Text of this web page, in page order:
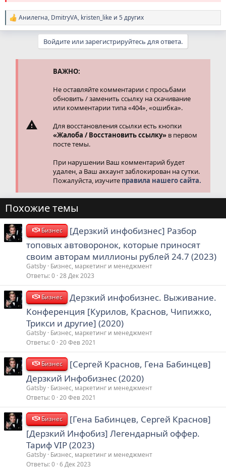
Р
е
Анилегна, DmitryVA, kristen_like и 5 других
Войдите или зарегистрируйтесь для ответа.
ВАЖНО:
Не оставляйте комментарии с просьбами
обновить / заменить ссылку на скачивание
или комментарии типа «404», «ошибка».
Для восстановления ссылки есть кнопки
«Жалоба / Восстановить ссылку» в первом
посте темы.
При нарушении Ваш комментарий будет
удален, а Ваш аккаунт заблокирован на сутки.
Пожалуйста, изучите правила нашего сайта.
Похожие темы
Бизнес
[Дерзкий инфобизнес] Разбор
топовых автоворонок, которые приносят
своим авторам миллионы рублей 24.7 (2023)
Gatsby Бизнес, маркетинг и менеджмент
Ответы 0 28 Дек 2023
Бизнес
Дерзкий инфобизнес. Выживание.
Конференция [Курилов, Краснов, Чипижко,
Трикси и другие] (2020)
Gatsby Бизнес, маркетинг и менеджмент
Ответы 0 20 Фев 2021
Бизнес
[Сергей Краснов, Гена Бабинцев]
Дерзкий Инфобизнес (2020)
Gatsby Бизнес, маркетинг и менеджмент
Ответы 0 20 Фев 2021
Бизнес
[Гена Бабинцев, Сергей Краснов]
[Дерзкий Инфобиз] Легендарный оффер.
Тариф VIP (2023)
Gatsby Бизнес, маркетинг и менеджмент
Ответы 0 6 Дек 2023